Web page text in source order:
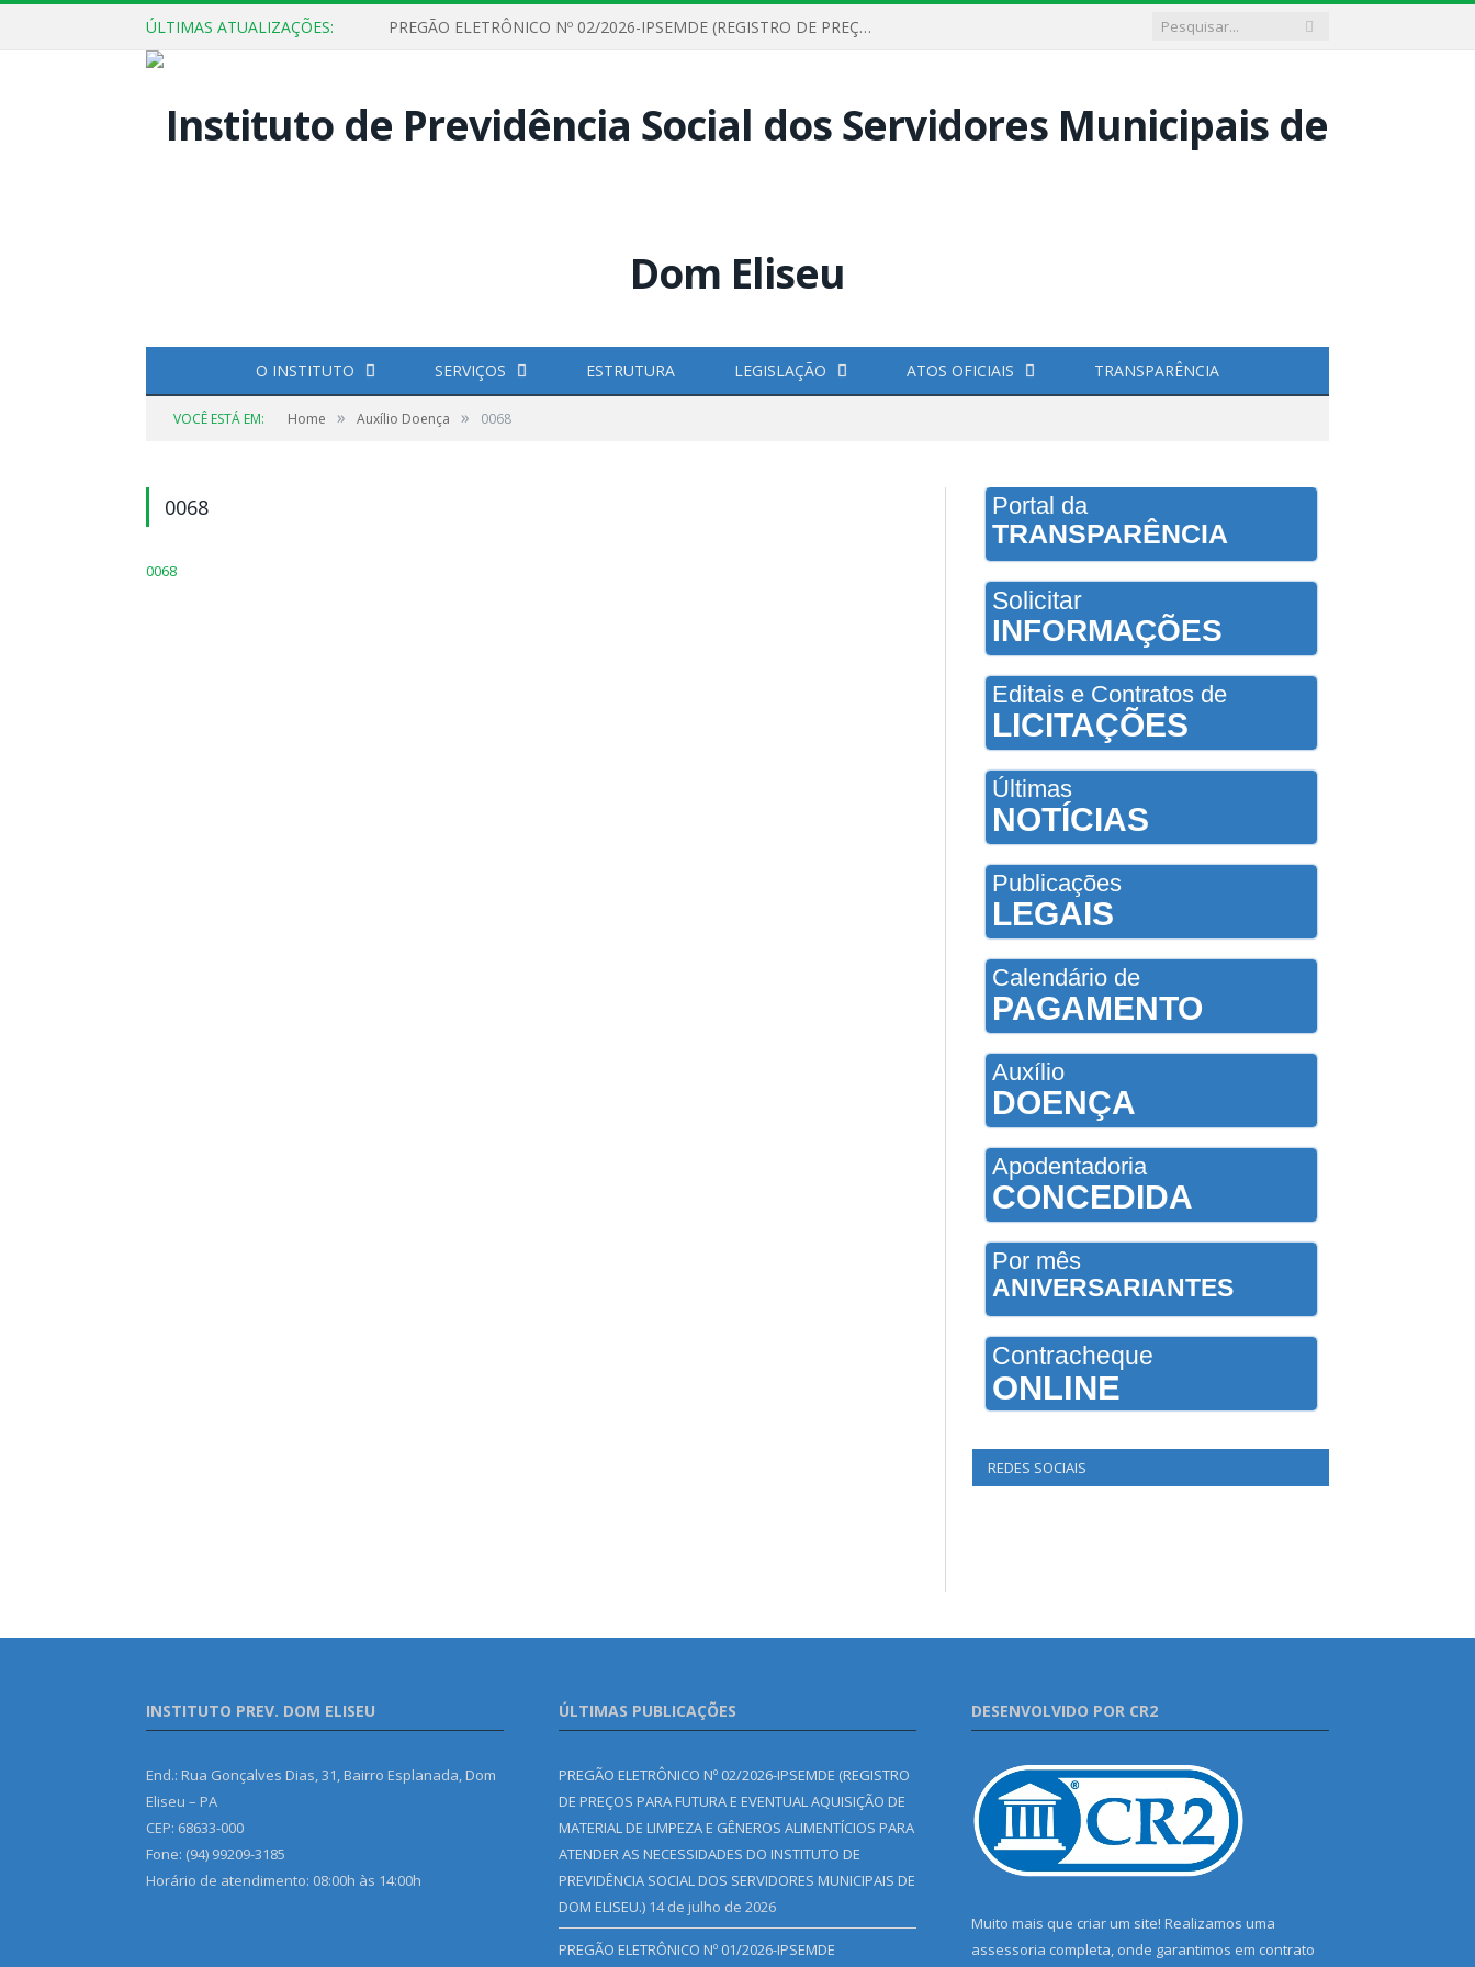
ÚLTIMAS ATUALIZAÇÕES: PREGÃO ELETRÔNICO Nº 02/2026-IPSEMDE (REGISTRO DE PREÇOS PARA FUTURA E EVENTUAL AQUISIÇÃO DE MATERIAL DE LIMPEZA E GÊNEROS ALIMENTÍCIOS PARA ATENDER AS NECESSIDADES DO INSTITUTO DE PREVIDÊNCIA SOCIAL DOS SERVIDORES MUNICIPAIS DE DOM ELISEU.)
O INSTITUTO SERVIÇOS ESTRUTURA LEGISLAÇÃO ATOS OFICIAIS TRANSPARÊNCIA
VOCÊ ESTÁ EM: Home » Auxílio Doença » 0068
0068
0068
Portal da
TRANSPARÊNCIA
Solicitar
INFORMAÇÕES
Editais e Contratos de
LICITAÇÕES
Últimas
NOTÍCIAS
Publicações
LEGAIS
Calendário de
PAGAMENTO
Auxílio
DOENÇA
Apodentadoria
CONCEDIDA
Por mês
ANIVERSARIANTES
Contracheque
ONLINE
REDES SOCIAIS
INSTITUTO PREV. DOM ELISEU
End.: Rua Gonçalves Dias, 31, Bairro Esplanada, Dom
Eliseu – PA
CEP: 68633-000
Fone: (94) 99209-3185
Horário de atendimento: 08:00h às 14:00h
ÚLTIMAS PUBLICAÇÕES
PREGÃO ELETRÔNICO Nº 02/2026-IPSEMDE (REGISTRO
DE PREÇOS PARA FUTURA E EVENTUAL AQUISIÇÃO DE
MATERIAL DE LIMPEZA E GÊNEROS ALIMENTÍCIOS PARA
ATENDER AS NECESSIDADES DO INSTITUTO DE
PREVIDÊNCIA SOCIAL DOS SERVIDORES MUNICIPAIS DE
DOM ELISEU.) 14 de julho de 2026
PREGÃO ELETRÔNICO Nº 01/2026-IPSEMDE
DESENVOLVIDO POR CR2
Muito mais que criar um site! Realizamos uma
assessoria completa, onde garantimos em contrato